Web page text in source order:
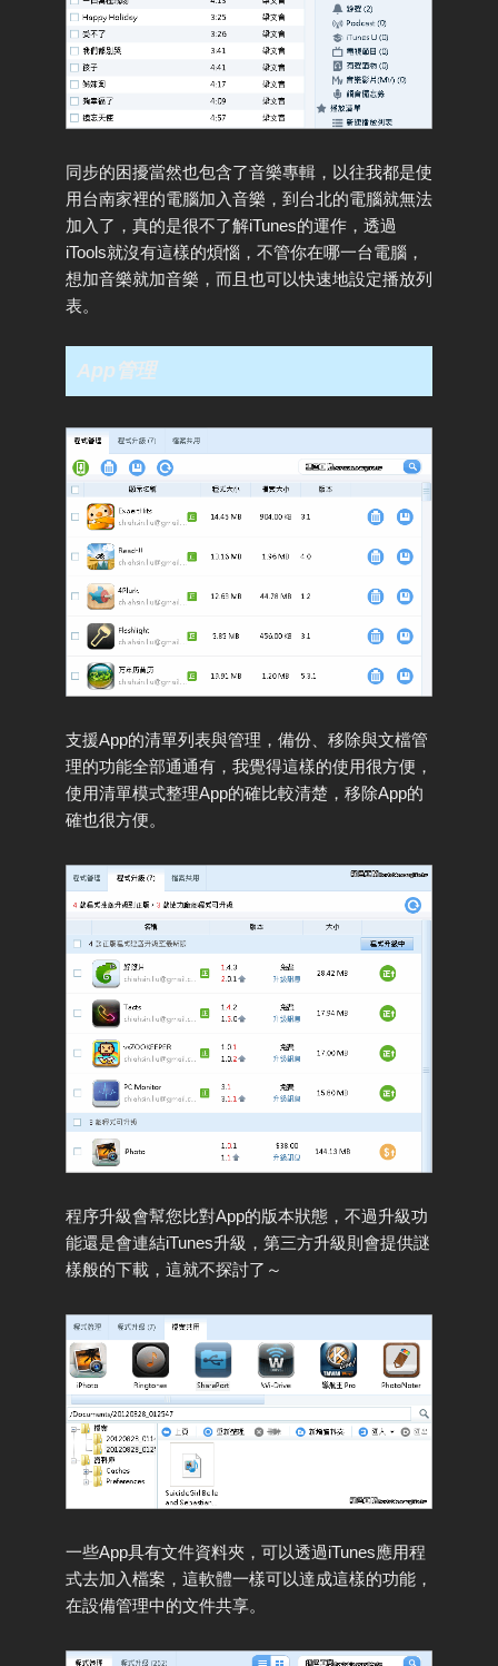
同步的困擾當然也包含了音樂專輯，以往我都是使
用台南家裡的電腦加入音樂，到台北的電腦就無法
加入了，真的是很不了解iTunes的運作，透過
iTools就沒有這樣的煩惱，不管你在哪一台電腦，
想加音樂就加音樂，而且也可以快速地設定播放列
表。
App管理
支援App的清單列表與管理，備份、移除與文檔管
理的功能全部通通有，我覺得這樣的使用很方便，
使用清單模式整理App的確比較清楚，移除App的
確也很方便。
程序升級會幫您比對App的版本狀態，不過升級功
能還是會連結iTunes升級，第三方升級則會提供謎
樣般的下載，這就不探討了～
一些App具有文件資料夾，可以透過iTunes應用程
式去加入檔案，這軟體一樣可以達成這樣的功能，
在設備管理中的文件共享。